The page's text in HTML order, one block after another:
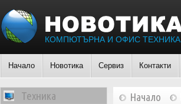
КОМПЮТЪРНА И ОФИС ТЕХНИКА
Начало Новотика Сервиз Контакти
Техника Начало